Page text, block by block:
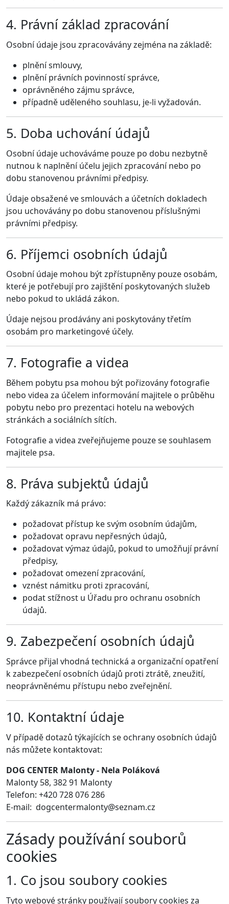
4. Právní základ zpracování
Osobní údaje jsou zpracovávány zejména na základě:
plnění smlouvy,
plnění právních povinností správce,
oprávněného zájmu správce,
případně uděleného souhlasu, je-li vyžadován.
5. Doba uchování údajů
Osobní údaje uchováváme pouze po dobu nezbytně
nutnou k naplnění účelu jejich zpracování nebo po
dobu stanovenou právními předpisy.
Údaje obsažené ve smlouvách a účetních dokladech
jsou uchovávány po dobu stanovenou příslušnými
právními předpisy.
6. Příjemci osobních údajů
Osobní údaje mohou být zpřístupněny pouze osobám,
které je potřebují pro zajištění poskytovaných služeb
nebo pokud to ukládá zákon.
Údaje nejsou prodávány ani poskytovány třetím
osobám pro marketingové účely.
7. Fotografie a videa
Během pobytu psa mohou být pořizovány fotografie
nebo videa za účelem informování majitele o průběhu
pobytu nebo pro prezentaci hotelu na webových
stránkách a sociálních sítích.
Fotografie a videa zveřejňujeme pouze se souhlasem
majitele psa.
8. Práva subjektů údajů
Každý zákazník má právo:
požadovat přístup ke svým osobním údajům,
požadovat opravu nepřesných údajů,
požadovat výmaz údajů, pokud to umožňují právní
předpisy,
požadovat omezení zpracování,
vznést námitku proti zpracování,
podat stížnost u Úřadu pro ochranu osobních
údajů.
9. Zabezpečení osobních údajů
Správce přijal vhodná technická a organizační opatření
k zabezpečení osobních údajů proti ztrátě, zneužití,
neoprávněnému přístupu nebo zveřejnění.
10. Kontaktní údaje
V případě dotazů týkajících se ochrany osobních údajů
nás můžete kontaktovat:
DOG CENTER Malonty - Nela Poláková
Malonty 58, 382 91 Malonty
Telefon: +420 728 076 286
E-mail: dogcentermalonty@seznam.cz
Zásady používání souborů
cookies
1. Co jsou soubory cookies
Tyto webové stránky používají soubory cookies za